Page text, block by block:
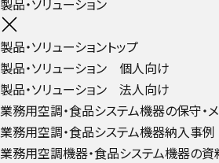
製品・ソリューション
製品・ソリューショントップ
製品・ソリューション 個人向け
製品・ソリューション 法人向け
業務用空調・食品システム機器の保守・
業務用空調・食品システム機器納入事例
業務用空調機器・食品システム機器の